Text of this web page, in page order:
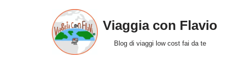
Viaggia con Flavio
Blog di viaggi low cost fai da te